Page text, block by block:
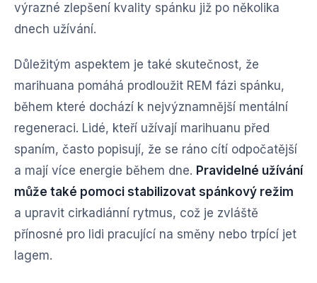
výrazné zlepšení kvality spánku již po několika
dnech užívání.
Důležitým aspektem je také skutečnost, že
marihuana pomáhá prodloužit REM fázi spánku,
během které dochází k nejvýznamnější mentální
regeneraci. Lidé, kteří užívají marihuanu před
spaním, často popisují, že se ráno cítí odpočatější
a mají více energie během dne. Pravidelné užívání
může také pomoci stabilizovat spánkový režim
a upravit cirkadiánní rytmus, což je zvláště
přínosné pro lidi pracující na směny nebo trpící jet
lagem.